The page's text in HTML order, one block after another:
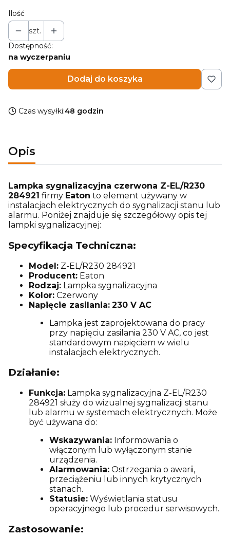
Ilość
szt.
Dostępność:
na wyczerpaniu
Dodaj do koszyka
Czas wysyłki:48 godzin
Opis
Lampka sygnalizacyjna czerwona Z-EL/R230
284921 firmy Eaton to element używany w
instalacjach elektrycznych do sygnalizacji stanu lub
alarmu. Poniżej znajduje się szczegółowy opis tej
lampki sygnalizacyjnej:
Specyfikacja Techniczna:
Model: Z-EL/R230 284921
Producent: Eaton
Rodzaj: Lampka sygnalizacyjna
Kolor: Czerwony
Napięcie zasilania: 230 V AC
Lampka jest zaprojektowana do pracy
przy napięciu zasilania 230 V AC, co jest
standardowym napięciem w wielu
instalacjach elektrycznych.
Działanie:
Funkcja: Lampka sygnalizacyjna Z-EL/R230
284921 służy do wizualnej sygnalizacji stanu
lub alarmu w systemach elektrycznych. Może
być używana do:
Wskazywania: Informowania o
włączonym lub wyłączonym stanie
urządzenia.
Alarmowania: Ostrzegania o awarii,
przeciążeniu lub innych krytycznych
stanach.
Statusie: Wyświetlania statusu
operacyjnego lub procedur serwisowych.
Zastosowanie: